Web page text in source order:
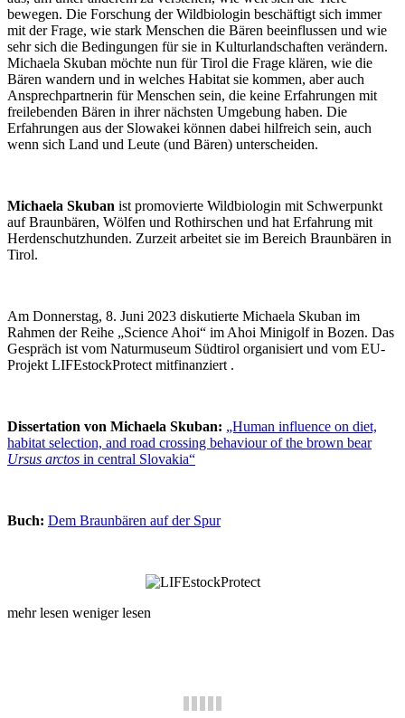
bewegen. Die Forschung der Wildbiologin beschäftigt sich immer
mit der Frage, wie stark Menschen die Bären beeinflussen und wie
sehr sich die Bedingungen für sie in Kulturlandschaften verändern.
Michaela Skuban möchte nun für Tirol die Frage klären, wie die
Bären wandern und in welches Habitat sie kommen, aber auch
Ansprechpartnerin für Menschen sein, die keine Erfahrungen mit
freilebenden Bären in ihrer nächsten Umgebung haben. Die
Erfahrungen aus der Slowakei können dabei hilfreich sein, auch
wenn sich Land und Leute (und Bären) unterscheiden.
Michaela Skuban ist promovierte Wildbiologin mit Schwerpunkt
auf Braunbären, Wölfen und Rothirschen und hat Erfahrung mit
Herdenschutzhunden. Zurzeit arbeitet sie im Bereich Braunbären in
Tirol.
Am Donnerstag, 8. Juni 2023 diskutierte Michaela Skuban im
Rahmen der Reihe „Science Ahoi“ im Ahoi Minigolf in Bozen. Das
Gespräch ist vom Naturmuseum Südtirol organisiert und vom EU-
Projekt LIFEstockProtect mitfinanziert .
Dissertation von Michaela Skuban: „Human influence on diet,
habitat selection, and road crossing behaviour of the brown bear
Ursus arctos in central Slovakia“
Buch: Dem Braunbären auf der Spur
mehr lesen weniger lesen